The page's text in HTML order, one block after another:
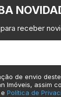
receber
de envio
Imóveis, assim
e Política de